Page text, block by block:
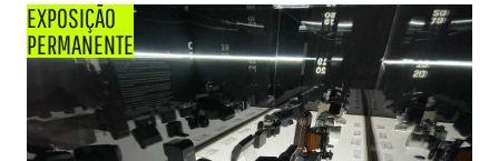
EXPOSIÇÃO
PERMANENTE